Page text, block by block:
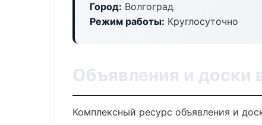
Город: Волгоград
Режим работы: Круглосуточно
Объявления и доски
Комплексный ресурс объявления и